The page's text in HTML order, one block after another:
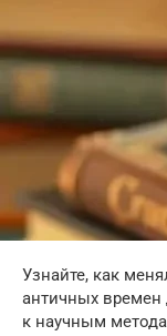
Узнайте, как
античных
к научным